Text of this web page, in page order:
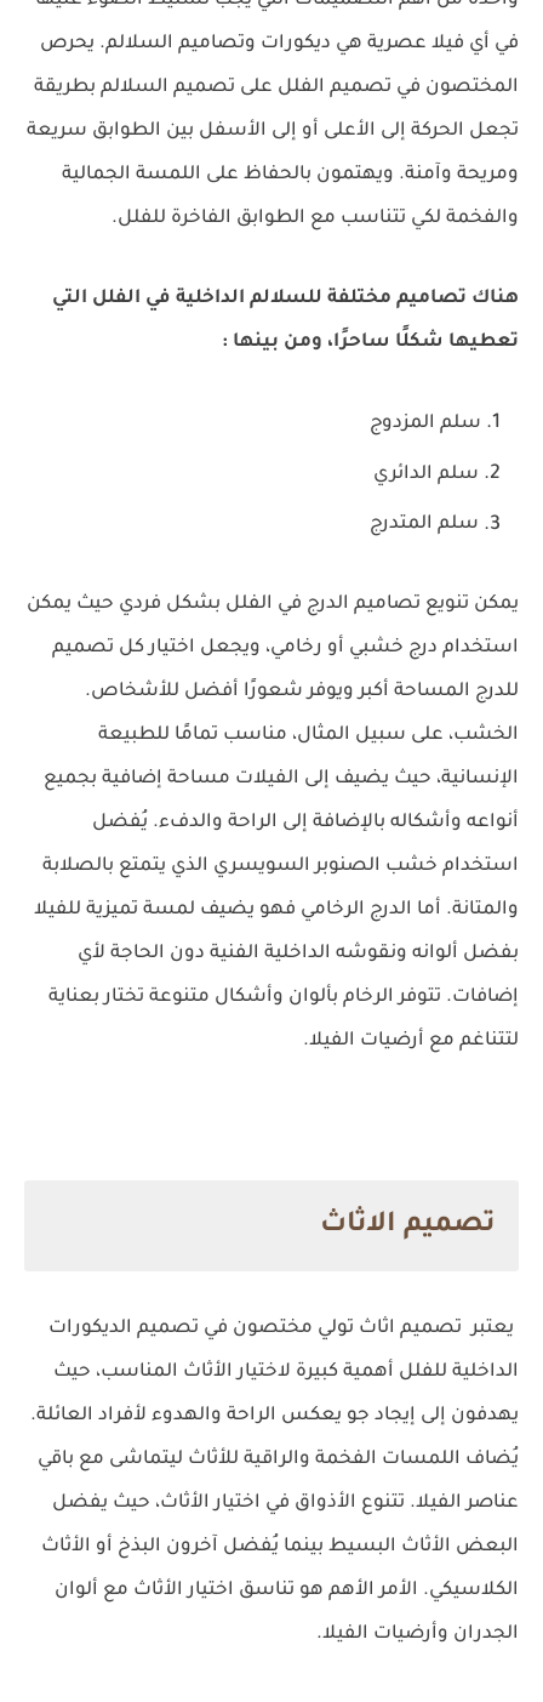
في أي فيلا عصرية هي ديكورات وتصاميم السلالم. يحرص
المختصون في تصميم الفلل على تصميم السلالم بطريقة
تجعل الحركة إلى الأعلى أو إلى الأسفل بين الطوابق سريعة
ومريحة وآمنة. ويهتمون بالحفاظ على اللمسة الجمالية
والفخمة لكي تتناسب مع الطوابق الفاخرة للفلل.
هناك تصاميم مختلفة للسلالم الداخلية في الفلل التي
تعطيها شكلًا ساحرًا، ومن بينها :
سلم المزدوج
سلم الدائري
سلم المتدرج
يمكن تنويع تصاميم الدرج في الفلل بشكل فردي حيث يمكن
استخدام درج خشبي أو رخامي، ويجعل اختيار كل تصميم
للدرج المساحة أكبر ويوفر شعورًا أفضل للأشخاص.
الخشب، على سبيل المثال، مناسب تمامًا للطبيعة
الإنسانية، حيث يضيف إلى الفيلات مساحة إضافية بجميع
أنواعه وأشكاله بالإضافة إلى الراحة والدفء. يُفضل
استخدام خشب الصنوبر السويسري الذي يتمتع بالصلابة
والمتانة. أما الدرج الرخامي فهو يضيف لمسة تميزية للفيلا
بفضل ألوانه ونقوشه الداخلية الفنية دون الحاجة لأي
إضافات. تتوفر الرخام بألوان وأشكال متنوعة تختار بعناية
لتتناغم مع أرضيات الفيلا.
تصميم الاثاث
يعتبر تصميم اثاث تولي مختصون في تصميم الديكورات
الداخلية للفلل أهمية كبيرة لاختيار الأثاث المناسب، حيث
يهدفون إلى إيجاد جو يعكس الراحة والهدوء لأفراد العائلة.
يُضاف اللمسات الفخمة والراقية للأثاث ليتماشى مع باقي
عناصر الفيلا. تتنوع الأذواق في اختيار الأثاث، حيث يفضل
البعض الأثاث البسيط بينما يُفضل آخرون البذخ أو الأثاث
الكلاسيكي. الأمر الأهم هو تناسق اختيار الأثاث مع ألوان
الجدران وأرضيات الفيلا.